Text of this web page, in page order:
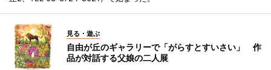
見る・遊ぶ
自由が丘のギャラリーで「がらすとすいさい」 作
品が対話する父娘の二人展